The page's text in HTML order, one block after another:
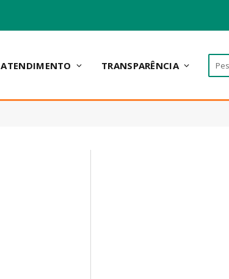
ATENDIMENTO TRANSPARÊNCIA